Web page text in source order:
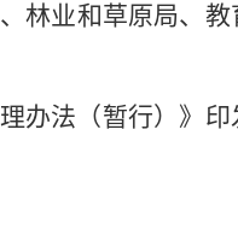
林业和草原局、教
办法（暂行）》